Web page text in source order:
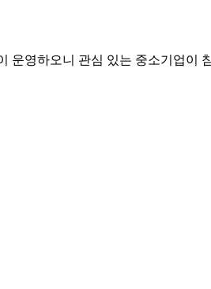
운영하오니 관심 있는 중소기업이